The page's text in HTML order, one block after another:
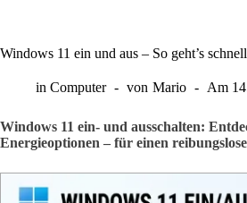
Windows 11 ein und aus – So geht’s
in Computer von Mario Am
Windows 11 ein- und ausschalten:
Energieoptionen – für einen